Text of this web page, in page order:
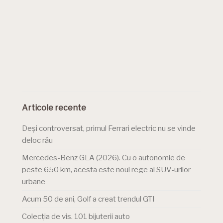
Articole recente
Deși controversat, primul Ferrari electric nu se vinde
deloc rău
Mercedes-Benz GLA (2026). Cu o autonomie de
peste 650 km, acesta este noul rege al SUV-urilor
urbane
Acum 50 de ani, Golf a creat trendul GTI
Colecția de vis. 101 bijuterii auto